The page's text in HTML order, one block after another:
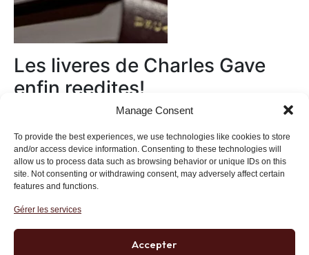
Manage Consent
To provide the best experiences, we use technologies like cookies to store
and/or access device information. Consenting to these technologies will
allow us to process data such as browsing behavior or unique IDs on this
site. Not consenting or withdrawing consent, may adversely affect certain
features and functions.
Gérer les services
Accepter
Les liveres de Charles Gave
enfin reedites!
Institut des Libertés
27 bis rue Copernic, 75116, Paris